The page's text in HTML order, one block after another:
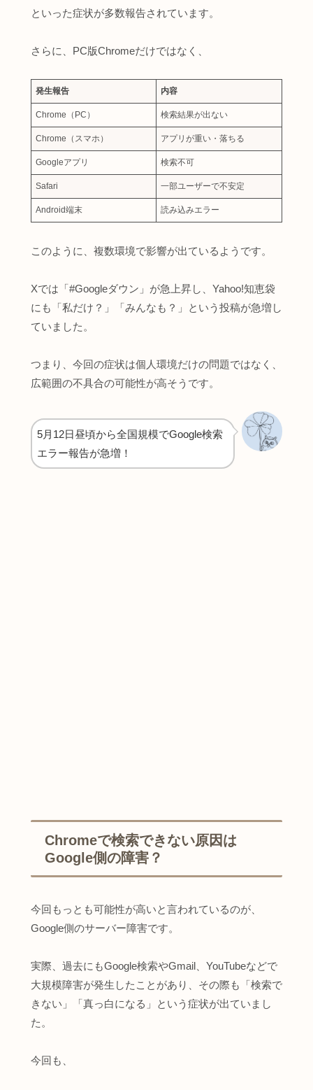
といった症状が多数報告されています。
さらに、PC版Chromeだけではなく、
発生報告 内容
Chrome（PC） 検索結果が出ない
Chrome（スマホ） アプリが重い・落ちる
Googleアプリ 検索不可
Safari 一部ユーザーで不安定
Android端末 読み込みエラー
このように、複数環境で影響が出ているようです。
Xでは「#Googleダウン」が急上昇し、Yahoo!知恵袋
にも「私だけ？」「みんなも？」という投稿が急増し
ていました。
つまり、今回の症状は個人環境だけの問題ではなく、
広範囲の不具合の可能性が高そうです。
5月12日昼頃から全国規模でGoogle検索
エラー報告が急増！
Chromeで検索できない原因は
Google側の障害？
今回もっとも可能性が高いと言われているのが、
Google側のサーバー障害です。
実際、過去にもGoogle検索やGmail、YouTubeなどで
大規模障害が発生したことがあり、その際も「検索で
きない」「真っ白になる」という症状が出ていまし
た。
今回も、